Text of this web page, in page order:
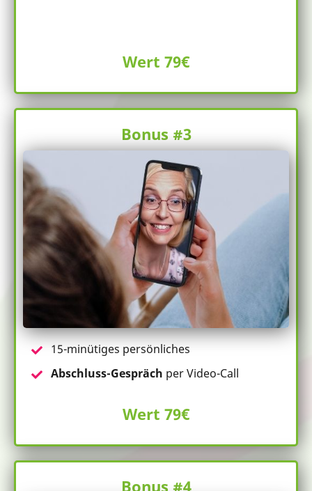
Wert 79€
Bonus #3
15-minütiges persönliches
Abschluss-Gespräch per Video-Call
Wert 79€
Bonus #4